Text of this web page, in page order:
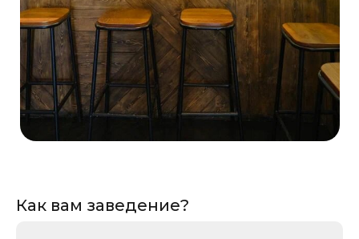
Как вам заведение?